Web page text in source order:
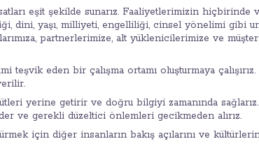
eşit şekilde sunarız. Faaliyetlerimizin hiçbirinde
dini, yaşı, milliyeti, engelliliği, cinsel yönelimi gibi
partnerlerimize, alt yüklenicilerimize ve
teşvik eden bir çalışma ortamı oluşturmaya
yerine getirir ve doğru bilgiyi zamanında
ve gerekli düzeltici önlemleri gecikmeden alırız.
için diğer insanların bakış açılarını ve